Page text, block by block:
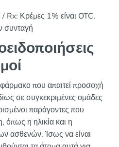
Rx: Κρέμες 1% είναι OTC,
συνταγή
που απαιτεί προσοχή
σε συγκεκριμένες ομάδες
παράγοντες που
όπως η ηλικία και η
ασθενών. Ίσως να είναι